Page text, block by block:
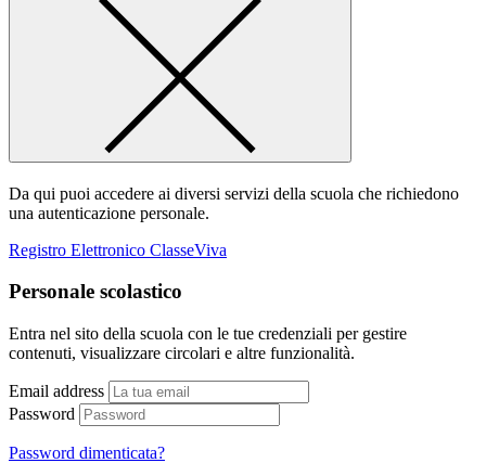
Da qui puoi accedere ai diversi servizi della scuola che richiedono
una autenticazione personale.
Registro Elettronico ClasseViva
Personale scolastico
Entra nel sito della scuola con le tue credenziali per gestire
contenuti, visualizzare circolari e altre funzionalità.
Email address
Password
Password dimenticata?